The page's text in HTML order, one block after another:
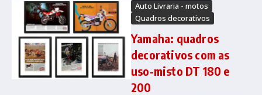
Auto Livraria - motos
Quadros decorativos
Yamaha: quadros
decorativos com as
uso-misto DT 180 e
200